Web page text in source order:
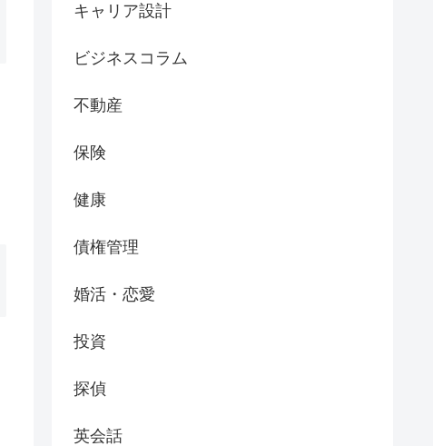
キャリア設計
ビジネスコラム
不動産
保険
健康
債権管理
婚活・恋愛
投資
探偵
英会話